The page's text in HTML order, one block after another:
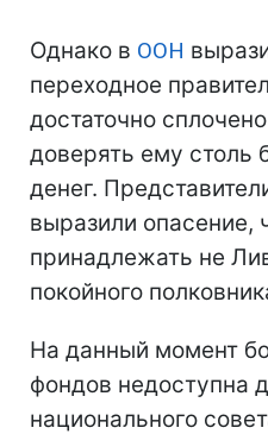
Однако в ООН
переходное
достаточно
доверять ему
денег.
выразили опасение,
принадлежать не
покойного
На данный момент
фондов недоступна
национального